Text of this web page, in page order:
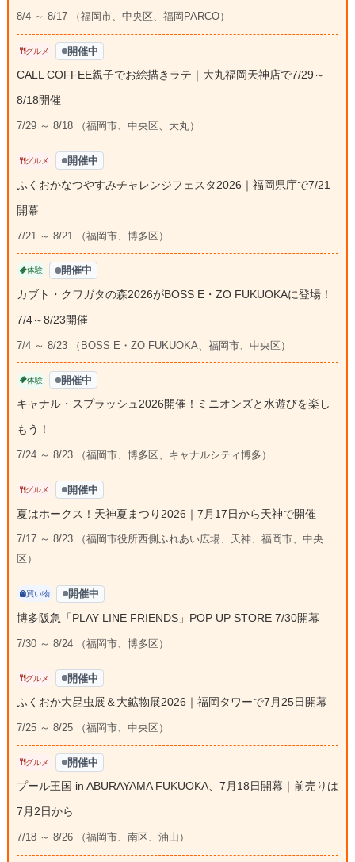
8/4 ～ 8/17 （福岡市、中央区、福岡PARCO）
グルメ 開催中
CALL COFFEE親子でお絵描きラテ｜大丸福岡天神店で7/29～
8/18開催
7/29 ～ 8/18 （福岡市、中央区、大丸）
グルメ 開催中
ふくおかなつやすみチャレンジフェスタ2026｜福岡県庁で7/21
開幕
7/21 ～ 8/21 （福岡市、博多区）
体験 開催中
カブト・クワガタの森2026がBOSS E・ZO FUKUOKAに登場！
7/4～8/23開催
7/4 ～ 8/23 （BOSS E・ZO FUKUOKA、福岡市、中央区）
体験 開催中
キャナル・スプラッシュ2026開催！ミニオンズと水遊びを楽し
もう！
7/24 ～ 8/23 （福岡市、博多区、キャナルシティ博多）
グルメ 開催中
夏はホークス！天神夏まつり2026｜7月17日から天神で開催
7/17 ～ 8/23 （福岡市役所西側ふれあい広場、天神、福岡市、中央
区）
買い物 開催中
博多阪急「PLAY LINE FRIENDS」POP UP STORE 7/30開幕
7/30 ～ 8/24 （福岡市、博多区）
グルメ 開催中
ふくおか大昆虫展＆大鉱物展2026｜福岡タワーで7月25日開幕
7/25 ～ 8/25 （福岡市、中央区）
グルメ 開催中
プール王国 in ABURAYAMA FUKUOKA、7月18日開幕｜前売りは
7月2日から
7/18 ～ 8/26 （福岡市、南区、油山）